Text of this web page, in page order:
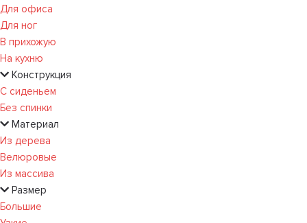
Для офиса
Для ног
В прихожую
На кухню
Конструкция
С сиденьем
Без спинки
Материал
Из дерева
Велюровые
Из массива
Размер
Большие